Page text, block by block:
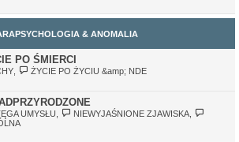
& ANOMALIA
PO ŚMIERCI
ŻYCIE PO ŻYCIU &amp; NDE
UMYSŁU NIEWYJAŚNIONE ZJAWISKA,